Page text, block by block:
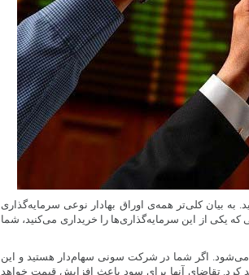
بیان کلی‌تر همه‌ی اوراق بهادار نوعی سرمایه‌گذاری
یکی از این سرمایه‌گذاری‌ها را خریداری می‌کنید، شما
می‌شود. اگر شما در شرکت سونی سهام‌دار هستید و این
تقاضای آنها برای سود باعث افزایش قیمت خواهد